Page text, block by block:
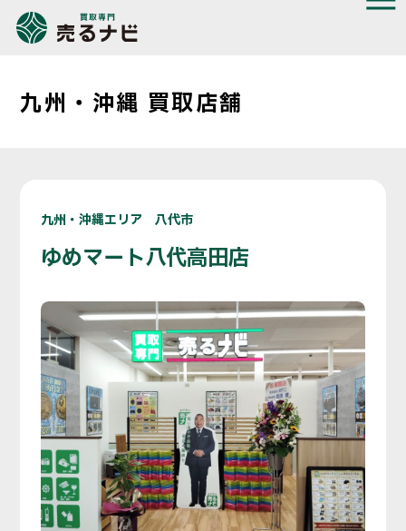
九州・沖縄 買取店舗
九州・沖縄エリア 八代市
ゆめマート八代高田店